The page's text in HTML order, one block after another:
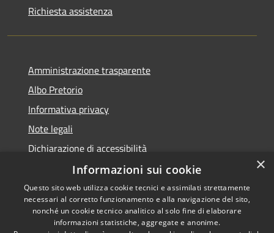
Richiesta assistenza
Amministrazione trasparente
Albo Pretorio
Informativa privacy
Note legali
Dichiarazione di accessibilità
Accessibilità
×
Informazioni sui cookie
Questo sito web utilizza cookie tecnici e assimilati strettamente
necessari al corretto funzionamento e alla navigazione del sito,
nonché un cookie tecnico analitico al solo fine di elaborare
informazioni statistiche, aggregate e anonime.